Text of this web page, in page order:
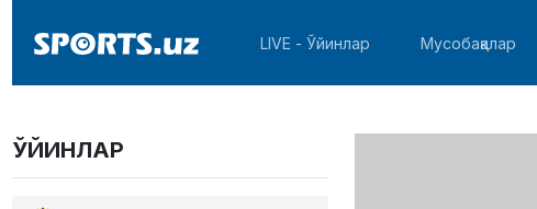
LIVE - Ўйинлар Мусобақалар
ЎЙИНЛАР